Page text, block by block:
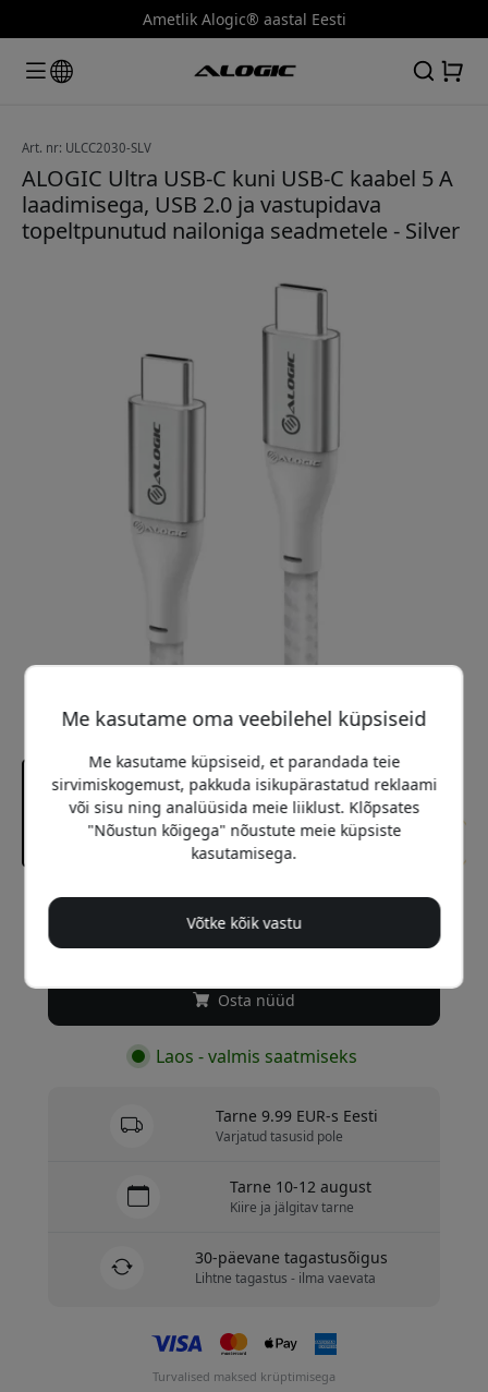
Ametlik Alogic® aastal Eesti
Art. nr: ULCC2030-SLV
ALOGIC Ultra USB-C kuni USB-C kaabel 5 A
laadimisega, USB 2.0 ja vastupidava
topeltpunutud nailoniga seadmetele - Silver
14.99 EUR
Osta nüüd
Laos - valmis saatmiseks
Tarne 9.99 EUR-s Eesti
Varjatud tasusid pole
Tarne 10-12 august
Kiire ja jälgitav tarne
30-päevane tagastusõigus
Lihtne tagastus - ilma vaevata
Turvalised maksed krüptimisega
Me kasutame oma veebilehel küpsiseid
Me kasutame küpsiseid, et parandada teie
sirvimiskogemust, pakkuda isikupärastatud reklaami
või sisu ning analüüsida meie liiklust. Klõpsates
"Nõustun kõigega" nõustute meie küpsiste
kasutamisega.
Võtke kõik vastu